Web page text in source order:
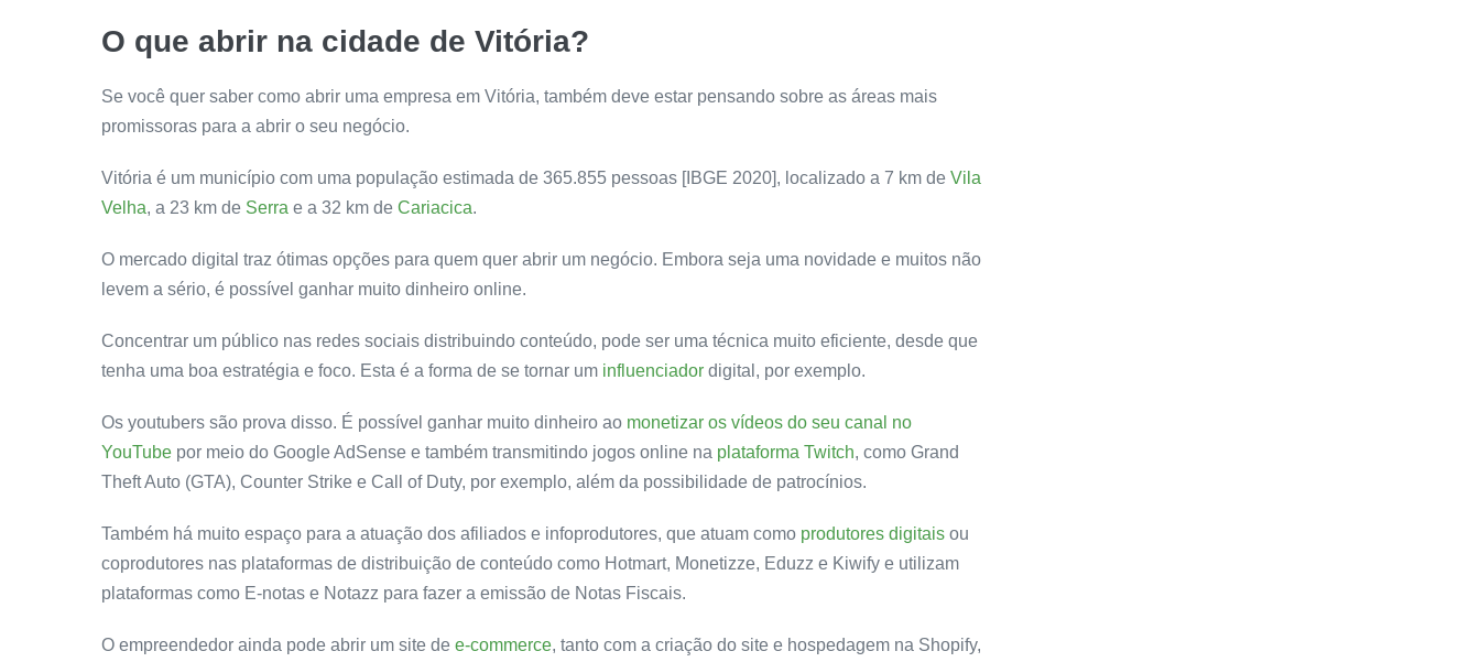
O que abrir na cidade de Vitória?
Se você quer saber como abrir uma empresa em Vitória, também deve estar pensando sobre as áreas mais
promissoras para a abrir o seu negócio.
Vitória é um município com uma população estimada de 365.855 pessoas [IBGE 2020], localizado a 7 km de Vila
Velha, a 23 km de Serra e a 32 km de Cariacica.
O mercado digital traz ótimas opções para quem quer abrir um negócio. Embora seja uma novidade e muitos não
levem a sério, é possível ganhar muito dinheiro online.
Concentrar um público nas redes sociais distribuindo conteúdo, pode ser uma técnica muito eficiente, desde que
tenha uma boa estratégia e foco. Esta é a forma de se tornar um influenciador digital, por exemplo.
Os youtubers são prova disso. É possível ganhar muito dinheiro ao monetizar os vídeos do seu canal no
YouTube por meio do Google AdSense e também transmitindo jogos online na plataforma Twitch, como Grand
Theft Auto (GTA), Counter Strike e Call of Duty, por exemplo, além da possibilidade de patrocínios.
Também há muito espaço para a atuação dos afiliados e infoprodutores, que atuam como produtores digitais ou
coprodutores nas plataformas de distribuição de conteúdo como Hotmart, Monetizze, Eduzz e Kiwify e utilizam
plataformas como E-notas e Notazz para fazer a emissão de Notas Fiscais.
O empreendedor ainda pode abrir um site de e-commerce, tanto com a criação do site e hospedagem na Shopify,